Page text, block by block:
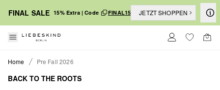
FINAL SALE 15% Extra | Code FINAL15 JETZT SHOPPEN
Home Pre Fall 2026
BACK TO THE ROOTS